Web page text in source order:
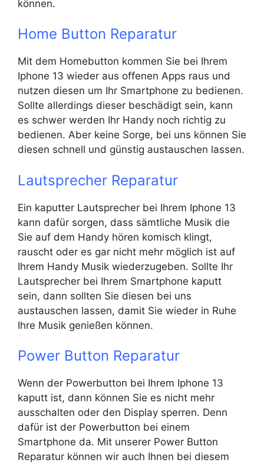
können.
Home Button Reparatur
Mit dem Homebutton kommen Sie bei Ihrem
Iphone 13 wieder aus offenen Apps raus und
nutzen diesen um Ihr Smartphone zu bedienen.
Sollte allerdings dieser beschädigt sein, kann
es schwer werden Ihr Handy noch richtig zu
bedienen. Aber keine Sorge, bei uns können Sie
diesen schnell und günstig austauschen lassen.
Lautsprecher Reparatur
Ein kaputter Lautsprecher bei Ihrem Iphone 13
kann dafür sorgen, dass sämtliche Musik die
Sie auf dem Handy hören komisch klingt,
rauscht oder es gar nicht mehr möglich ist auf
Ihrem Handy Musik wiederzugeben. Sollte Ihr
Lautsprecher bei Ihrem Smartphone kaputt
sein, dann sollten Sie diesen bei uns
austauschen lassen, damit Sie wieder in Ruhe
Ihre Musik genießen können.
Power Button Reparatur
Wenn der Powerbutton bei Ihrem Iphone 13
kaputt ist, dann können Sie es nicht mehr
ausschalten oder den Display sperren. Denn
dafür ist der Powerbutton bei einem
Smartphone da. Mit unserer Power Button
Reparatur können wir auch Ihnen bei diesem